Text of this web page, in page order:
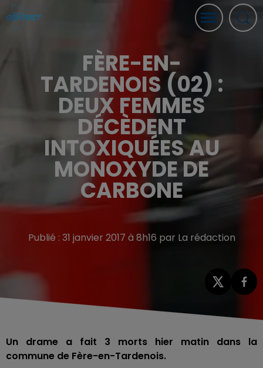
FÈRE-EN-
TARDENOIS (02) :
DEUX FEMMES
DÉCÈDENT
INTOXIQUÉES AU
MONOXYDE DE
CARBONE
Publié : 31 janvier 2017 à 8h16 par La rédaction
Un drame a fait 3 morts hier matin dans la
commune de Fère-en-Tardenois.